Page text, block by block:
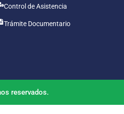
Control de Asistencia
Trámite Documentario
reservados.